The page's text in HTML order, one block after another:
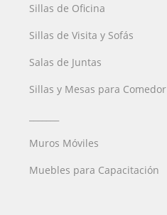
Sillas de Oficina
Sillas de Visita y Sofás
Salas de Juntas
Sillas y Mesas para Comedor
Muros Móviles
Muebles para Capacitación